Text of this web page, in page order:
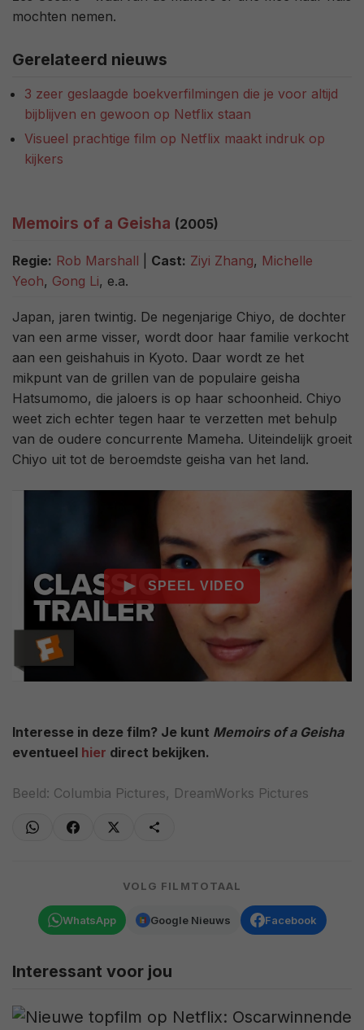
mochten nemen.
Gerelateerd nieuws
3 zeer geslaagde boekverfilmingen die je voor altijd
bijblijven en gewoon op Netflix staan
Visueel prachtige film op Netflix maakt indruk op
kijkers
Memoirs of a Geisha (2005)
Regie: Rob Marshall Cast: Ziyi Zhang, Michelle
Yeoh, Gong Li, e.a.
Japan, jaren twintig. De negenjarige Chiyo, de dochter
van een arme visser, wordt door haar familie verkocht
aan een geishahuis in Kyoto. Daar wordt ze het
mikpunt van de grillen van de populaire geisha
Hatsumomo, die jaloers is op haar schoonheid. Chiyo
weet zich echter tegen haar te verzetten met behulp
van de oudere concurrente Mameha. Uiteindelijk groeit
Chiyo uit tot de beroemdste geisha van het land.
Interesse in deze film? Je kunt Memoirs of a Geisha
eventueel hier direct bekijken.
Beeld: Columbia Pictures, DreamWorks Pictures
VOLG FILMTOTAAL
WhatsApp Google Nieuws Facebook
Interessant voor jou